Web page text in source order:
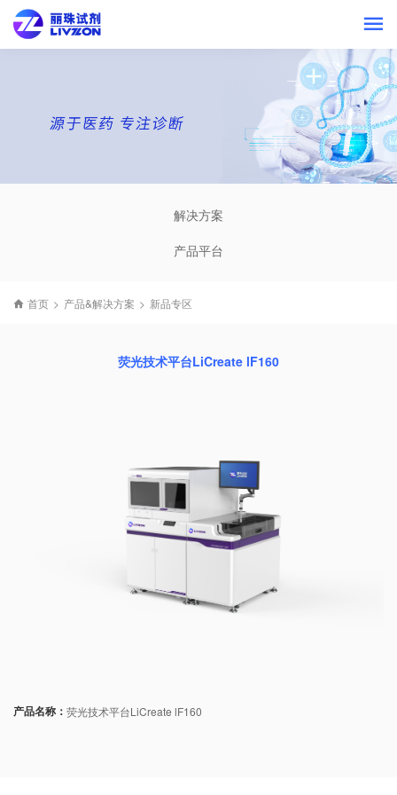
解决方案
产品平台
首页 > 产品&解决方案 > 新品专区
荧光技术平台LiCreate lF160
产品名称： 荧光技术平台LiCreate lF160